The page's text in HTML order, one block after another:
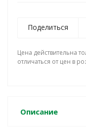
Поделиться
Цена действительна
отличаться от цен в
Описание